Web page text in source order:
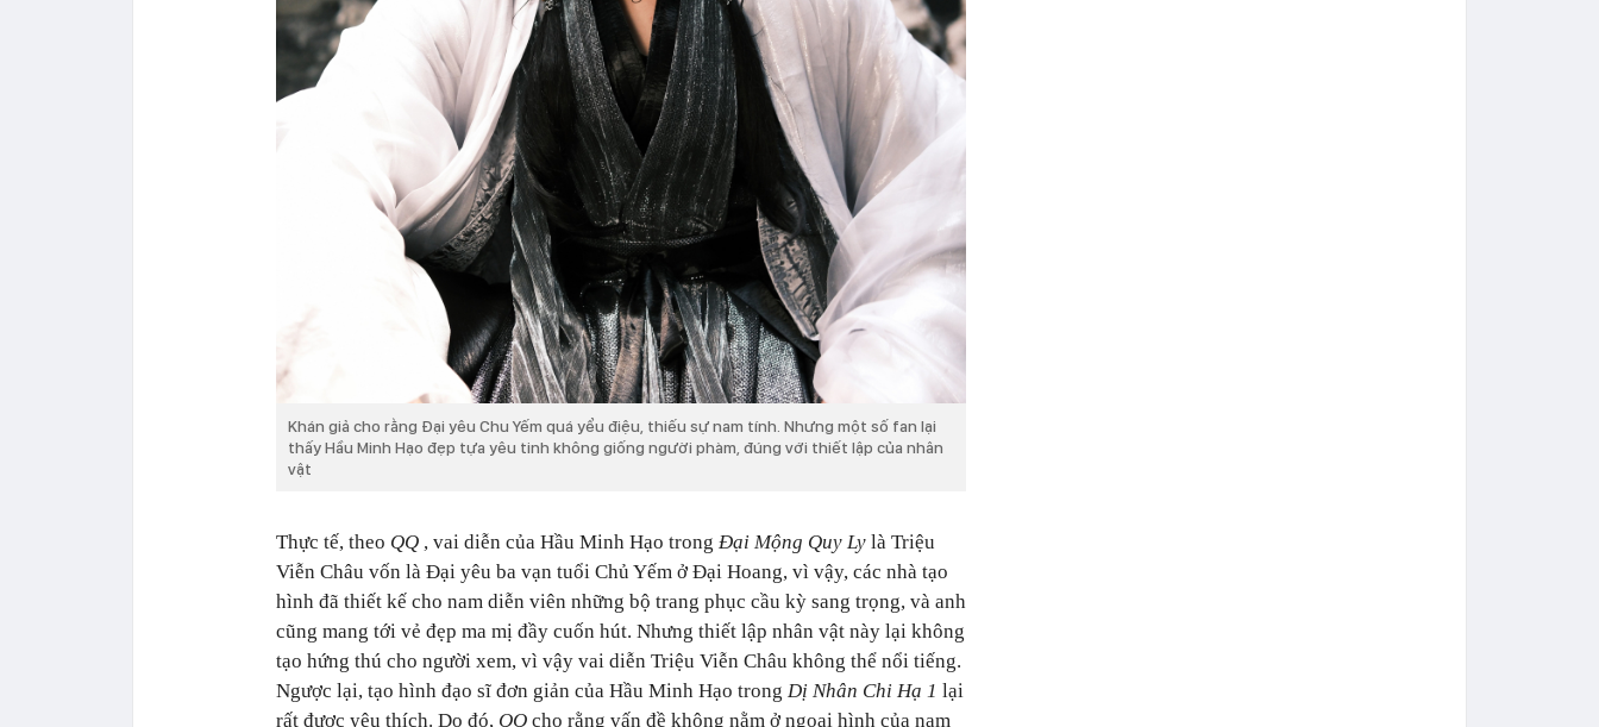
Khán giả cho rằng Đại yêu Chu Yếm quá yểu điệu, thiếu sự nam tính. Nhưng một số fan lại
thấy Hầu Minh Hạo đẹp tựa yêu tinh không giống người phàm, đúng với thiết lập của nhân
vật
Thực tế, theo QQ , vai diễn của Hầu Minh Hạo trong Đại Mộng Quy Ly là Triệu
Viễn Châu vốn là Đại yêu ba vạn tuổi Chủ Yếm ở Đại Hoang, vì vậy, các nhà tạo
hình đã thiết kế cho nam diễn viên những bộ trang phục cầu kỳ sang trọng, và anh
cũng mang tới vẻ đẹp ma mị đầy cuốn hút. Nhưng thiết lập nhân vật này lại không
tạo hứng thú cho người xem, vì vậy vai diễn Triệu Viễn Châu không thể nổi tiếng.
Ngược lại, tạo hình đạo sĩ đơn giản của Hầu Minh Hạo trong Dị Nhân Chi Hạ 1 lại
rất được yêu thích. Do đó, QQ cho rằng vấn đề không nằm ở ngoại hình của nam